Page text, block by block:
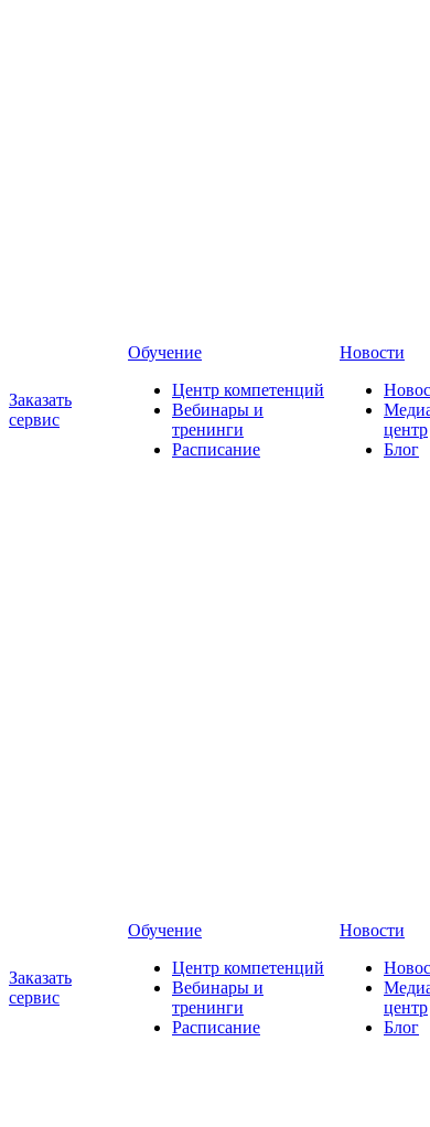
Заказать
сервис
Обучение
Центр компетенций
Вебинары и
тренинги
Расписание
Новости
центр
Блог
Заказать
сервис
Обучение
Центр компетенций
Вебинары и
тренинги
Расписание
Новости
центр
Блог